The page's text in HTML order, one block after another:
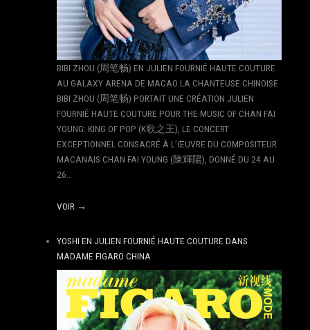
BIBI ZHOU (周笔畅) EN JULIEN FOURNIÉ HAUTE COUTURE
AU GALAXY ARENA DE MACAO LA CHANTEUSE CHINOISE
BIBI ZHOU (周笔畅) PORTAIT UNE CRÉATION JULIEN
FOURNIÉ HAUTE COUTURE POUR THE MUSIC OF CHAN FAI
YOUNG: KING OF POP (K歌之王), LE CONCERT
EXCEPTIONNEL CONSACRÉ À L’ŒUVRE DU COMPOSITEUR
MACANAIS CHAN FAI YOUNG (陳輝陽), DONNÉ DU 24 AU
26…
VOIR →
YOSHI EN JULIEN FOURNIÉ HAUTE COUTURE DANS
MADAME FIGARO CHINA